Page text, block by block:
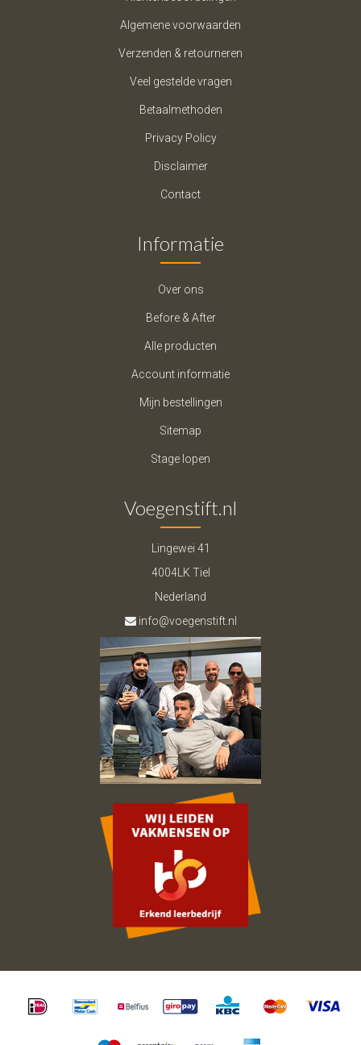
Algemene voorwaarden
Verzenden & retourneren
Veel gestelde vragen
Betaalmethoden
Privacy Policy
Disclaimer
Contact
Informatie
Over ons
Before & After
Alle producten
Account informatie
Mijn bestellingen
Sitemap
Stage lopen
Voegenstift.nl
Lingewei 41
4004LK Tiel
Nederland
info@voegenstift.nl